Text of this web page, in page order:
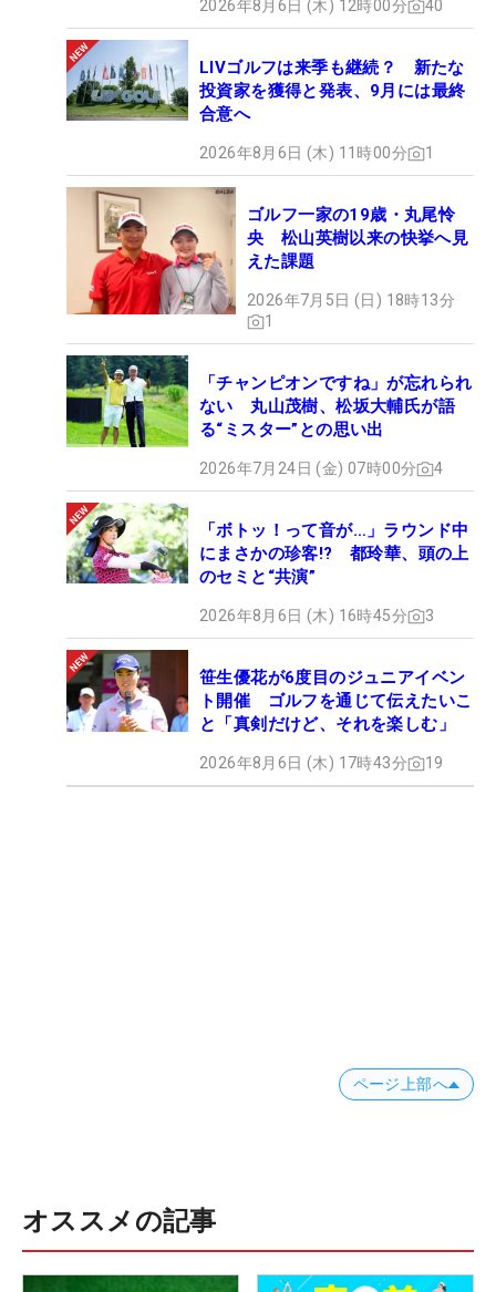
2026年8月6日 (木) 12時00分 40
LIVゴルフは来季も継続？ 新たな
投資家を獲得と発表、9月には最終
合意へ
2026年8月6日 (木) 11時00分 1
ゴルフ一家の19歳・丸尾怜
央 松山英樹以来の快挙へ見
えた課題
2026年7月5日 (日) 18時13分
1
「チャンピオンですね」が忘れられ
ない 丸山茂樹、松坂大輔氏が語
る“ミスター”との思い出
2026年7月24日 (金) 07時00分 4
「ボトッ！って音が…」ラウンド中
にまさかの珍客!? 都玲華、頭の上
のセミと“共演”
2026年8月6日 (木) 16時45分 3
笹生優花が6度目のジュニアイベン
ト開催 ゴルフを通じて伝えたいこ
と「真剣だけど、それを楽しむ」
2026年8月6日 (木) 17時43分 19
ページ上部へ
オススメの記事